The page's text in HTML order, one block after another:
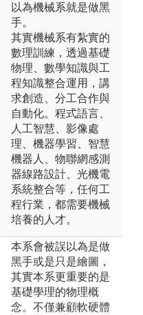
以為機械系就是做黑
手。
其實機械系有紮實的
數理訓練，透過基礎
物理、數學知識與工
程知識整合運用，講
求創造、分工合作與
自動化。程式語言、
人工智慧、影像處
理、機器學習、智慧
機器人、物聯網感測
器線路設計、光機電
系統整合等，任何工
程行業，都需要機械
培養的人才。
本系會被誤以為是做
黑手或是只是繪圖，
其實本系更重要的是
基礎學理的物理概
念。不僅兼顧軟硬體